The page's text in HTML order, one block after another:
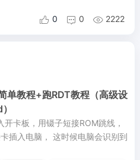
 0  0  2222
单教程+跑RDT教程（高级设
开卡板，用镊子短接ROM跳线，
插入电脑， 这时候电脑会识别到